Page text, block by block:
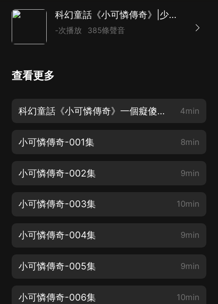
科幻童話《小可憐傳奇》|少年成長必讀
-次播放 385條聲音
查看更多
科幻童話《小可憐傳奇》一個癡傻聾啞兒的逆天成長訂閱收聽不迷路奧 4min
小可憐傳奇-001集 8min
小可憐傳奇-002集 9min
小可憐傳奇-003集 10min
小可憐傳奇-004集 9min
小可憐傳奇-005集 9min
小可憐傳奇-006集 10min